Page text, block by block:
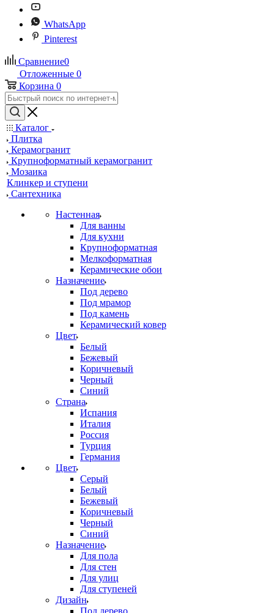
WhatsApp
Pinterest
Сравнение0
Отложенные 0
Корзина 0
Каталог
Плитка
Керамогранит
Крупноформатный керамогранит
Мозаика
Клинкер и ступени
Сантехника
Настенная
Для ванны
Для кухни
Крупноформатная
Мелкоформатная
Керамические обои
Назначение
Под дерево
Под мрамор
Под камень
Керамический ковер
Цвет
Белый
Бежевый
Коричневый
Черный
Синий
Страна
Испания
Италия
Россия
Турция
Германия
Цвет
Серый
Белый
Бежевый
Коричневый
Черный
Синий
Назначение
Для пола
Для стен
Для улиц
Для ступеней
Дизайн